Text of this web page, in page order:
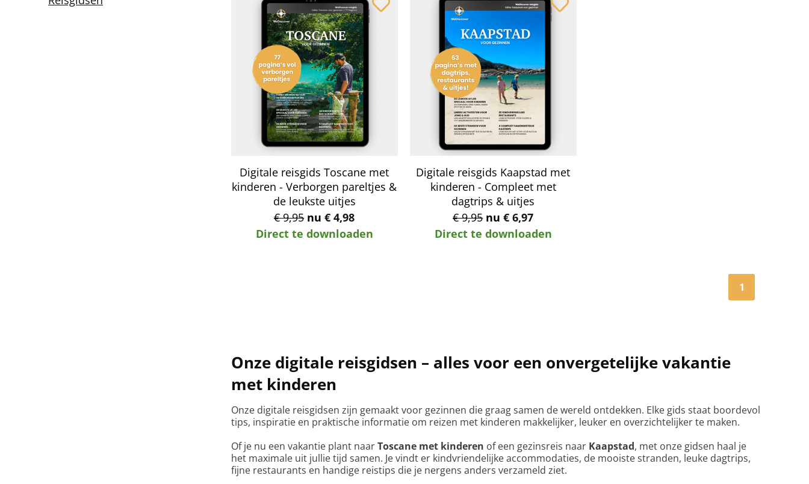
Digitale reisgids Toscane met
kinderen- Verborgen pareltjes &
de leukste uitjes
€ 9,95 nu € 4,98
Direct te downloaden
Digitale reisgids Kaapstad met
kinderen - Compleet met
dagtrips & uitjes
€ 9,95 nu € 6,97
Direct te downloaden
1
Onze digitale reisgidsen – alles voor een onvergetelijke vakantie
met kinderen
Onze digitale reisgidsen zijn gemaakt voor gezinnen die graag samen de wereld ontdekken. Elke gids staat boordevol
tips, inspiratie en praktische informatie om reizen met kinderen makkelijker, leuker en overzichtelijker te maken.
Of je nu een vakantie plant naarToscane met kinderen of een gezinsreis naar Kaapstad, met onze gidsen haal je
het maximale uit jullie tijd samen. Je vindt er kindvriendelijke accommodaties, de mooiste stranden, leuke dagtrips,
fijne restaurants en handige reistips die je nergens anders verzameld ziet.